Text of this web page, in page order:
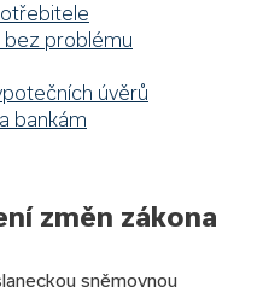
bez problému
úvěrů
bankám
změn zákona
sněmovnou